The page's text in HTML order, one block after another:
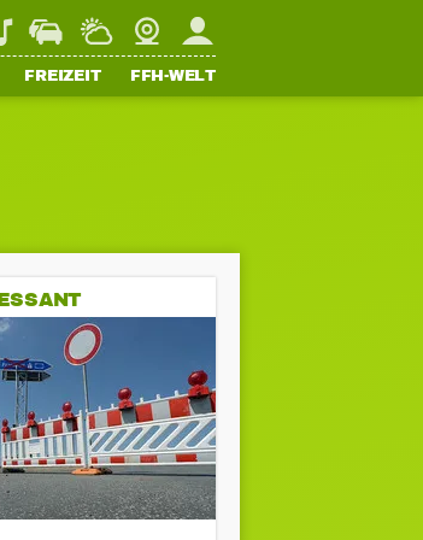
StaupilotWetterWebcamMein FFH
FREIZEIT FFH-WELT